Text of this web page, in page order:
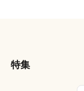
特集